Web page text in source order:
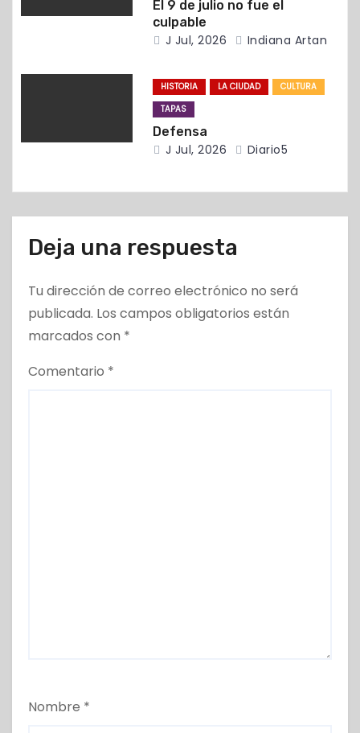
a
a
El 9 de julio no fue el
culpable
J Jul, 2026 Indiana Artan
HISTORIA LA CIUDAD
CULTURA
TAPAS
Defensa
J Jul, 2026 Diario5
Deja una respuesta
Tu dirección de correo electrónico no será
publicada. Los campos obligatorios están
marcados con *
Comentario *
Nombre *